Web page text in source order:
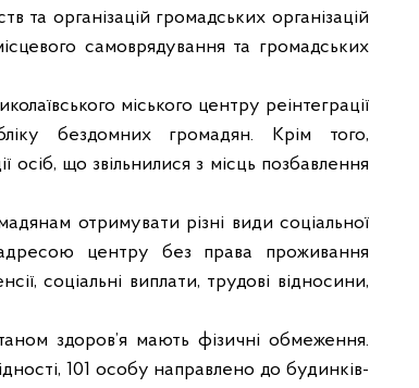
та організацій громадських організацій
самоврядування та громадських
міського центру реінтеграції
бездомних громадян. Крім того,
що звільнилися з місць позбавлення
отримувати різні види соціальної
центру без права проживання
соціальні виплати, трудові відносини,
здоров’я мають фізичні обмеження.
101 особу направлено до будинків-